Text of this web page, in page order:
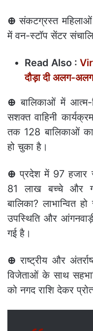
⊕ संकटग्रस्त
में वन-स्टॉप सेंटर
Read Also :
दौड़ा दी अलग-
⊕ बालिकाओं में
सशक्त वाहिनी
तक 128 बालिकाओं
हो चुका है।
⊕ प्रदेश में 97 हजार
81 लाख बच्चे और
बालिका? लाभान्वित
उपस्थिति और
गई है।
⊕ राष्ट्रीय और
विजेताओं के साथ
को नगद राशि देकर